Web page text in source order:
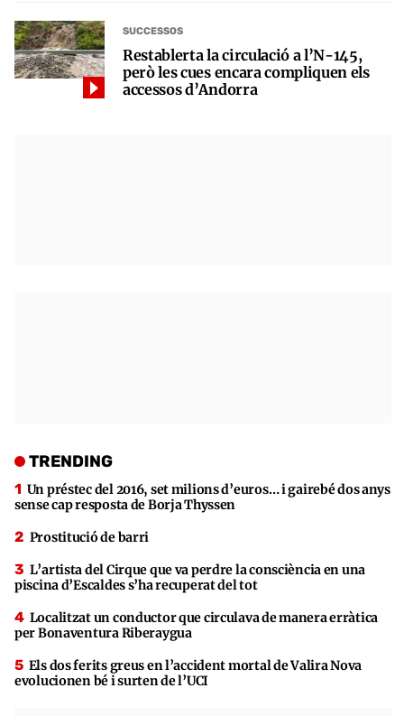
SUCCESSOS
Restablerta la circulació a l’N-145,
però les cues encara compliquen els
accessos d’Andorra
TRENDING
Un préstec del 2016, set milions d’euros… i gairebé dos anys
sense cap resposta de Borja Thyssen
Prostitució de barri
L’artista del Cirque que va perdre la consciència en una
piscina d’Escaldes s’ha recuperat del tot
Localitzat un conductor que circulava de manera erràtica
per Bonaventura Riberaygua
Els dos ferits greus en l’accident mortal de Valira Nova
evolucionen bé i surten de l’UCI